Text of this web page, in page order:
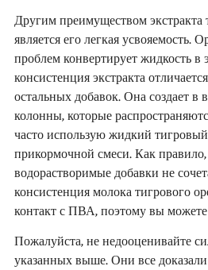
Другим преимуществом экстракта
является его легкая усвояемость.
проблем конвертирует жидкость в
консистенция экстракта
остальных добавок. Она создает в
колонны, которые
часто использую жидкий
прикормочной смеси. Как
водорастворимые добавки не
консистенция молока тигрового
контакт с ПВА, поэтому вы можете
Пожалуйста, не недооценивайте
указанных выше. Они все